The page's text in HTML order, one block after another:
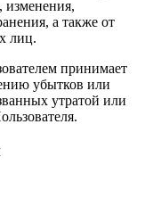
изменения,
а также от
лиц.
принимает
убытков или
утратой или